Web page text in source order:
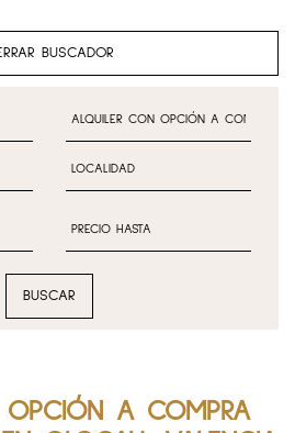
BUSCADOR
BUSCAR
OPCIÓN A COMPRA